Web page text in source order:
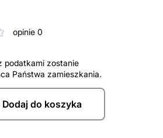
opinie 0
podatkami zostanie
Państwa zamieszkania.
Dodaj do koszyka